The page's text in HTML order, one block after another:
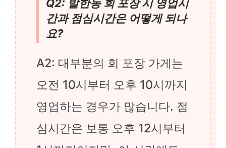
Q2: 발한동 회 포장 시 영업시
간과 점심시간은 어떻게 되나
요?
A2: 대부분의 회 포장 가게는
오전 10시부터 오후 10시까지
영업하는 경우가 많습니다. 점
심시간은 보통 오후 12시부터